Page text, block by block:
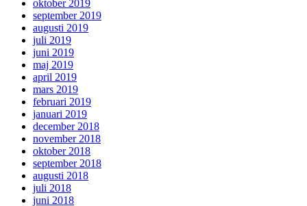
oktober 2019
september 2019
augusti 2019
juli 2019
juni 2019
maj 2019
april 2019
mars 2019
februari 2019
januari 2019
december 2018
november 2018
oktober 2018
september 2018
augusti 2018
juli 2018
juni 2018